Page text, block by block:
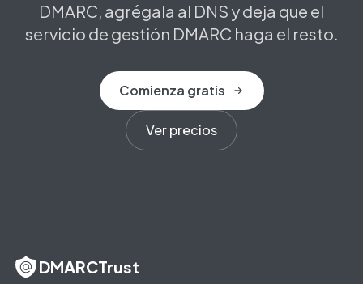
DMARC, agrégala al DNS y deja que el
servicio de gestión DMARC haga el resto.
Comienza gratis
Ver precios
DMARCTrust